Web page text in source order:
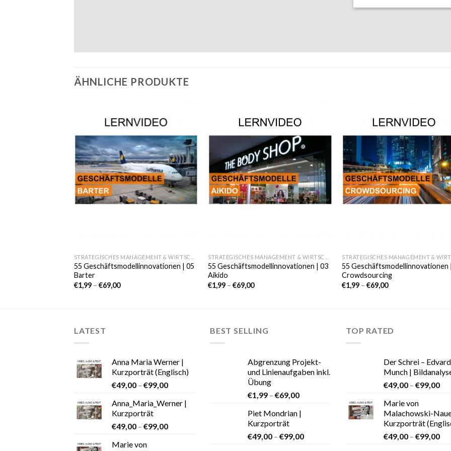
ÄHNLICHE PRODUKTE
Auf die
Wunschliste
55 Geschäftsmodellinnovationen | 05
Barter
€1,99– €69,00
Auf die
Wunschliste
55 Geschäftsmodellinnovationen | 03
Aikido
€1,99 –€69,00
Auf die
55 Geschäftsmodellinnovationen
Crowdsourcing
€1,99 –€69,00
LATEST
Anna Maria Werner |
Kurzporträt (Englisch)
€49,00 – €99,00
Anna_Maria_Werner |
Kurzporträt
€49,00 – €99,00
Marie von
BEST SELLING
Abgrenzung Projekt-
und Linienaufgaben inkl.
Übung
€1,99 – €69,00
Piet Mondrian |
Kurzporträt
€49,00 – €99,00
TOP RATED
Der Schrei – Edvard
Munch |
€49,00 – €99,00
Marie von
Malachowski-
Kurzporträt
€49,00 – €99,00